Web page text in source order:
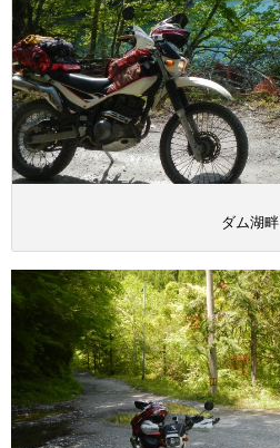
ダム湖畔